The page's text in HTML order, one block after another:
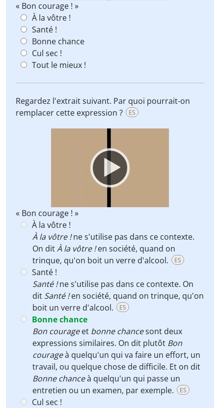
« Bon courage ! »
À la vôtre !
Santé !
Bonne chance
Cul sec !
Tout le mieux !
Regardez l'extrait suivant. Par quoi pourrait-on
remplacer cette expression ?
ES
« Bon courage ! »
À la vôtre !
À la vôtre !ne s'utilise pas dans ce contexte.
On ditÀ la vôtre !en société, quand on
trinque, qu'on boit un verre d'alcool.
ES
Santé !
Santé !ne s'utilise pas dans ce contexte. On
dit Santé !en société, quand on trinque, qu'on
boit un verre d'alcool.
ES
Bonne chance
Bon courageet bonne chancesont deux
expressions similaires. On dit plutôt Bon
courageà quelqu'un qui va faire un effort, un
travail, ou quelque chose de difficile. Et on dit
Bonne chanceà quelqu'un qui passe un
entretien ou un examen, par exemple.
ES
Cul sec !